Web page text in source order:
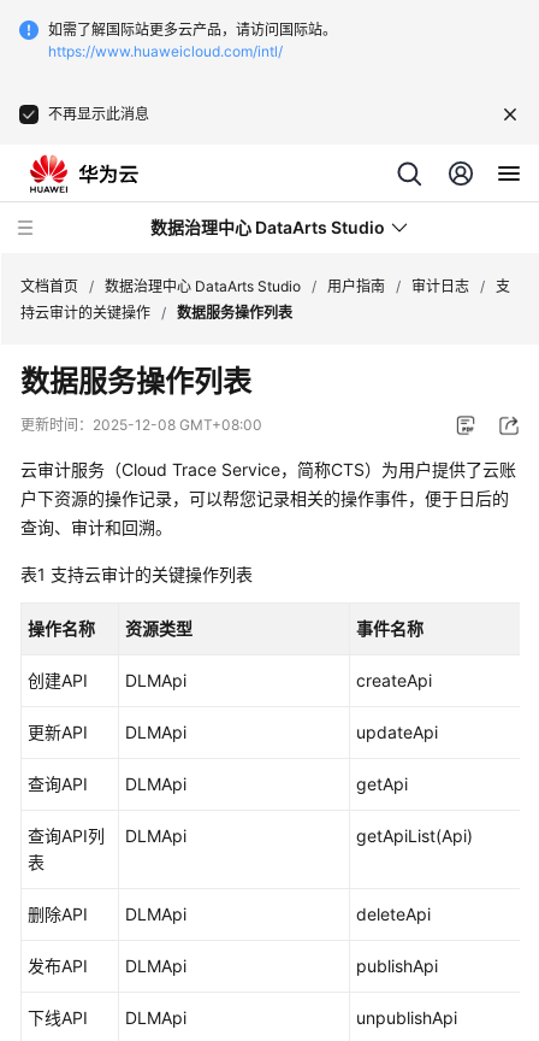
如需了解国际站更多云产品，请访问国际站。
https://www.huaweicloud.com/intl/
不再显示此消息
数据治理中心 DataArts Studio
最
新
动
服
务
告
产
介
据
理
方
论
快
速
文档首页 / 数据治理中心 DataArts Studio / 用户指南 / 审计日志 /
支
持云审计的关键操作 / 数据服务操作列表
数据服务操作列表
更新时间： 2025-12-08 GMT+08:00
云审计服务（Cloud Trace Service，简称CTS）为用户提供了云账
户下资源的操作记录，可以帮您记录相关的操作事件，便于日后的
查询、审计和回溯。
表1 支持云审计的关键操作列表
操作名称 资源类型 事件名称
创建API DLMApi createApi
更新API DLMApi updateApi
查询API DLMApi getApi
查询API列
表
DLMApi getApiList(Api)
删除API DLMApi deleteApi
发布API DLMApi publishApi
下线API DLMApi unpublishApi